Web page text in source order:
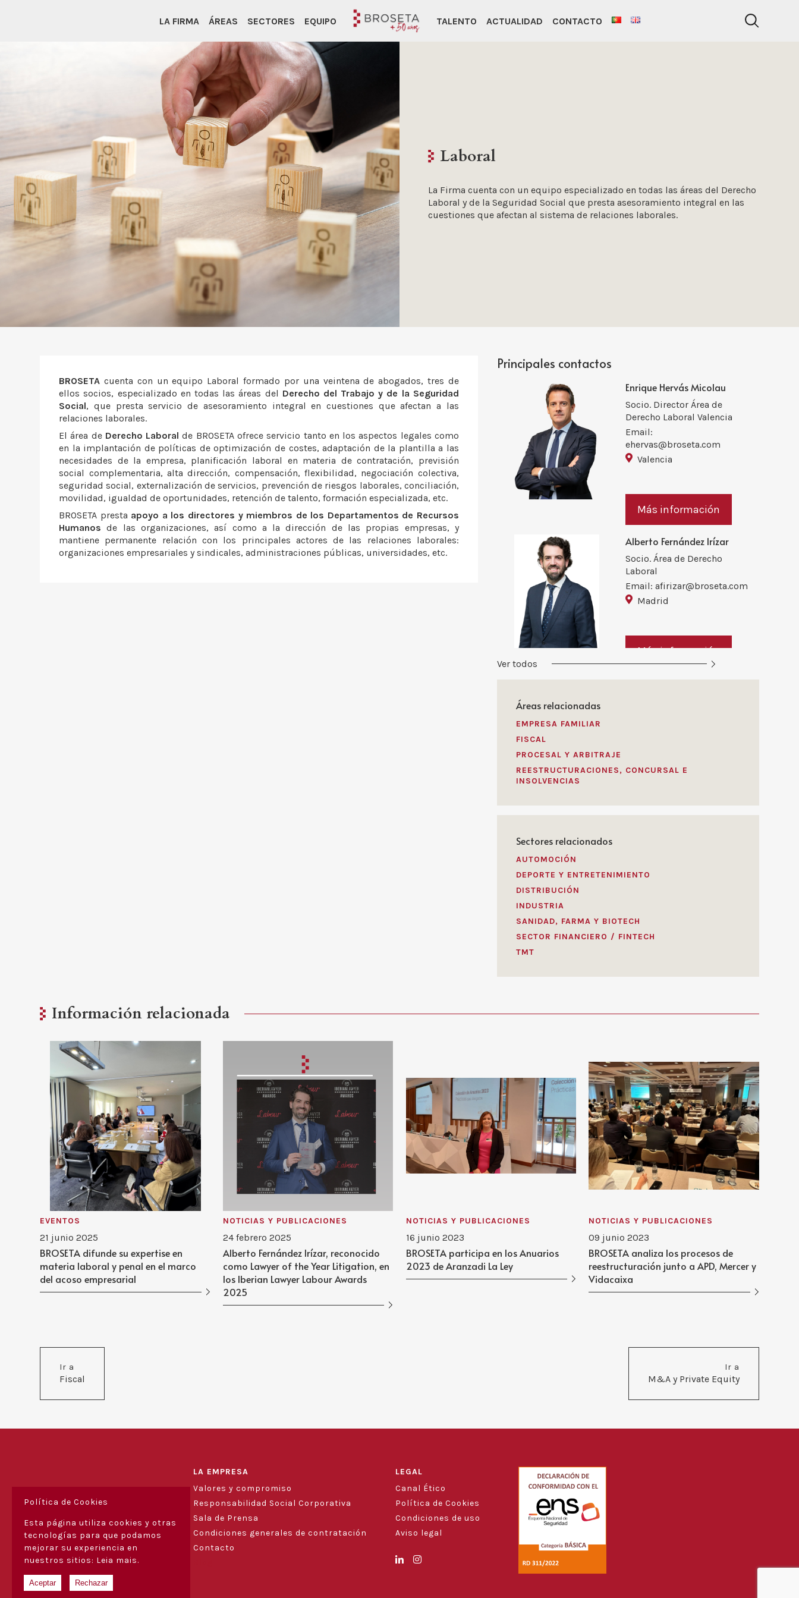
LA FIRMA ÁREAS SECTORES EQUIPO TALENTO ACTUALIDAD CONTACTO
Laboral
La Firma cuenta con un equipo especializado en todas las áreas del Derecho
Laboral y de la Seguridad Social que presta asesoramiento integral en las
cuestiones que afectan al sistema de relaciones laborales.
BROSETA cuenta con un equipo Laboral formado por una veintena de abogados, tres de
ellos socios, especializado en todas las áreas del Derecho del Trabajo y de la Seguridad
Social, que presta servicio de asesoramiento integral en cuestiones que afectan a las
relaciones laborales.
El área de Derecho Laboral de BROSETA ofrece servicio tanto en los aspectos legales como
en la implantación de políticas de optimización de costes, adaptación de la plantilla a las
necesidades de la empresa, planificación laboral en materia de contratación, previsión
social complementaria, alta dirección, compensación, flexibilidad, negociación colectiva,
seguridad social, externalización de servicios, prevención de riesgos laborales, conciliación,
movilidad, igualdad de oportunidades, retención de talento, formación especializada, etc.
BROSETA presta apoyo a los directores y miembros de los Departamentos de Recursos
Humanos de las organizaciones, así como a la dirección de las propias empresas, y
mantiene permanente relación con los principales actores de las relaciones laborales:
organizaciones empresariales y sindicales, administraciones públicas, universidades, etc.
Principales contactos
Enrique Hervás Micolau
Socio. Director Área de
Derecho Laboral Valencia
Email:
ehervas@broseta.com
Valencia
Más información
Alberto Fernández Irízar
Socio. Área de Derecho
Laboral
Email: afirizar@broseta.com
Madrid
Más información
Jorge Silva Marques
Más información
Más información
Arturo Caballer Martínez
Asociado Senior
Email:
acaballer@broseta.com
Valencia
Más información
Diana Faustino Ferreira
Asociada Senior
Email:
dferreira@broseta.com
Ver todos
Áreas relacionadas
EMPRESA FAMILIAR
FISCAL
PROCESAL Y ARBITRAJE
REESTRUCTURACIONES, CONCURSAL E
INSOLVENCIAS
Sectores relacionados
AUTOMOCIÓN
DEPORTE Y ENTRETENIMIENTO
DISTRIBUCIÓN
INDUSTRIA
SANIDAD, FARMA Y BIOTECH
SECTOR FINANCIERO / FINTECH
TMT
Información relacionada
EVENTOS
21 junio 2025
BROSETA difunde su expertise en
materia laboral y penal en el marco
del acoso empresarial
NOTICIAS Y PUBLICACIONES
24 febrero 2025
Alberto Fernández Irízar, reconocido
como Lawyer of the Year Litigation, en
los Iberian Lawyer Labour Awards
2025
NOTICIAS Y PUBLICACIONES
16 junio 2023
BROSETA participa en los Anuarios
2023 de Aranzadi La Ley
NOTICIAS Y PUBLICACIONES
09 junio 2023
BROSETA analiza los procesos de
reestructuración junto a APD, Mercer y
Vidacaixa
Ir a
Fiscal
Ir a
M&A y Private Equity
LA EMPRESA
Valores y compromiso
Responsabilidad Social Corporativa
Sala de Prensa
Condiciones generales de contratación
Contacto
LEGAL
Canal Ético
Política de Cookies
Condiciones de uso
Aviso legal
Política de Cookies
Esta página utiliza cookies y otras
tecnologías para que podamos
mejorar su experiencia en
nuestros sitios: Leia mais.
Aceptar Rechazar